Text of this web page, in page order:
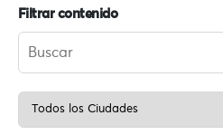
Filtrar contenido